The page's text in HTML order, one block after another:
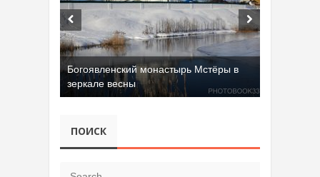
Богоявленский монастырь Мстёры в
зеркале весны
Добрятинский карьер (д. Алферово)
ПОИСК